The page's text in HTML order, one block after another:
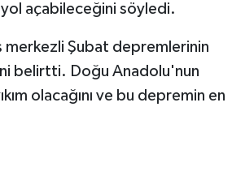
açabileceğini söyledi.
Şubat depremlerinin
belirtti. Doğu Anadolu'nun
olacağını ve bu depremin en